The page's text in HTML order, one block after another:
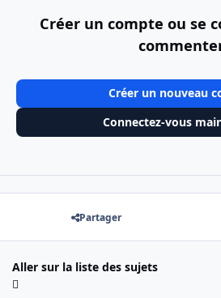
Créer un compte ou se
Créer un nouveau
Connectez-vous
Partager
Aller sur la liste des sujets